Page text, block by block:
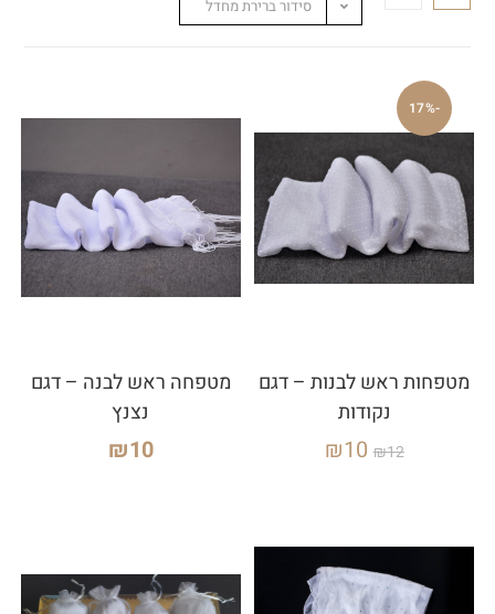
סידור ברירת מחדל
-17%
מטפחות ראש לבנות – דגם
נקודות
₪12
₪10
מטפחה ראש לבנה – דגם
נצנץ
₪10